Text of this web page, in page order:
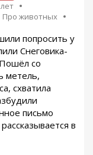
Про животных
попросить у
Снеговика-
со
метель,
схватила
письмо
в